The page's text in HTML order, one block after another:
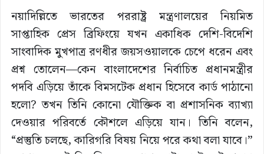
নয়াদিল্লিতে ভারতের পররাষ্ট্র মন্ত্রণালয়ের নিয়মিত
সাপ্তাহিক প্রেস ব্রিফিংয়ে যখন একাধিক দেশি-বিদেশি
সাংবাদিক মুখপাত্র রণধীর জয়সওয়ালকে চেপে ধরেন এবং
প্রশ্ন তোলেন—কেন বাংলাদেশের নির্বাচিত প্রধানমন্ত্রীর
পদবি এড়িয়ে তাঁকে বিমসটেক প্রধান হিসেবে কার্ড পাঠানো
হলো? তখন তিনি কোনো যৌক্তিক বা প্রশাসনিক ব্যাখ্যা
দেওয়ার পরিবর্তে কৌশলে এড়িয়ে যান। তিনি বলেন,
“প্রস্তুতি চলছে, কারিগরি বিষয় নিয়ে পরে কথা বলা যাবে।”